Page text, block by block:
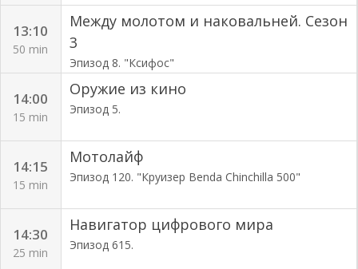
13:10
50 min
Между молотом и наковальней. Сезон
3
Эпизод 8. "Ксифос"
14:00
15 min
Оружие из кино
Эпизод 5.
14:15
15 min
Мотолайф
Эпизод 120. "Круизер Benda Chinchilla 500"
14:30
25 min
Навигатор цифрового мира
Эпизод 615.